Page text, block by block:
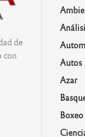
de
con
Autos
Azar
Boxeo